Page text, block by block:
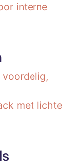
interne
met lichte